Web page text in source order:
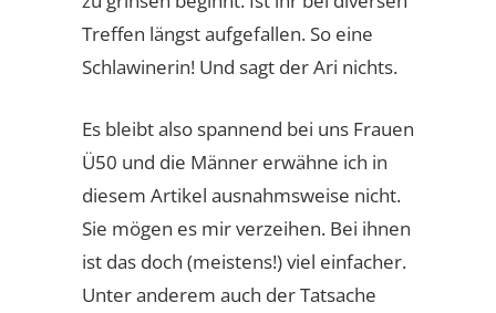
Treffen längst aufgefallen. So eine
Schlawinerin! Und sagt der Ari nichts.
Es bleibt also spannend bei uns Frauen
Ü50 und die Männer erwähne ich in
diesem Artikel ausnahmsweise nicht.
Sie mögen es mir verzeihen. Bei ihnen
ist das doch (meistens!) viel einfacher.
Unter anderem auch der Tatsache